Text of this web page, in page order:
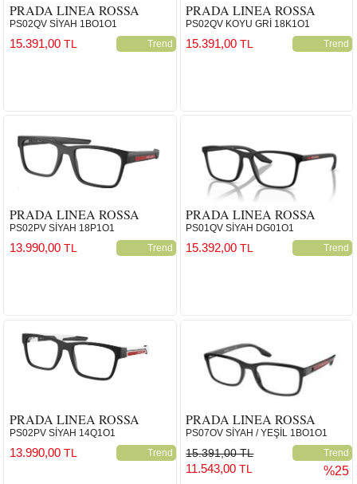
PRADA LINEA ROSSA
PS02QV SİYAH 1BO1O1
Trend
15.391,00 TL
PRADA LINEA ROSSA
PS02QV KOYU GRİ 18K1O1
Trend
15.391,00TL
PRADA LINEA ROSSA
PS02PV SİYAH 18P1O1
Trend
13.990,00 TL
PRADA LINEA ROSSA
PS01QV SİYAH DG01O1
Trend
15.392,00TL
PRADA LINEA ROSSA
PS02PV SİYAH 14Q1O1
Trend
13.990,00 TL
PRADA LINEA ROSSA
PS07OV SİYAH / YEŞİL 1BO1O1
15.391,00 TL Trend
11.543,00TL %25